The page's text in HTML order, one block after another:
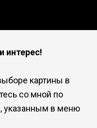
интерес!
картины в
со мной по
указанным в меню